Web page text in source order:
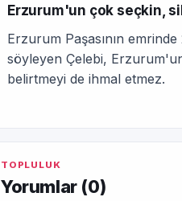
Erzurum'un çok seçkin,
Erzurum Paşasının
söyleyen Çelebi,
belirtmeyi de ihmal etmez.
TOPLULUK
Yorumlar (0)